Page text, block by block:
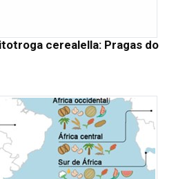
cerealella: Pragas do